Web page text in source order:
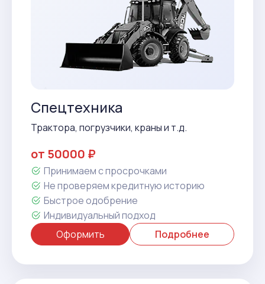
Спецтехника
Трактора, погрузчики, краны и т.д.
от 50000 ₽
Принимаем с просрочками
Не проверяем кредитную историю
Быстрое одобрение
Индивидуальный подход
Оформить
Подробнее